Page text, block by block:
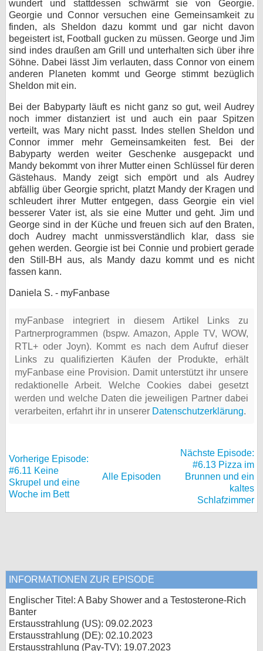
wundert und stattdessen schwärmt sie von Georgie.
Georgie und Connor versuchen eine Gemeinsamkeit zu
finden, als Sheldon dazu kommt und gar nicht davon
begeistert ist, Football gucken zu müssen. George und Jim
sind indes draußen am Grill und unterhalten sich über ihre
Söhne. Dabei lässt Jim verlauten, dass Connor von einem
anderen Planeten kommt und George stimmt bezüglich
Sheldon mit ein.
Bei der Babyparty läuft es nicht ganz so gut, weil Audrey
noch immer distanziert ist und auch ein paar Spitzen
verteilt, was Mary nicht passt. Indes stellen Sheldon und
Connor immer mehr Gemeinsamkeiten fest. Bei der
Babyparty werden weiter Geschenke ausgepackt und
Mandy bekommt von ihrer Mutter einen Schlüssel für deren
Gästehaus. Mandy zeigt sich empört und als Audrey
abfällig über Georgie spricht, platzt Mandy der Kragen und
schleudert ihrer Mutter entgegen, dass Georgie ein viel
besserer Vater ist, als sie eine Mutter und geht. Jim und
George sind in der Küche und freuen sich auf den Braten,
doch Audrey macht unmissverständlich klar, dass sie
gehen werden. Georgie ist bei Connie und probiert gerade
den Still-BH aus, als Mandy dazu kommt und es nicht
fassen kann.
Daniela S. - myFanbase
myFanbase integriert in diesem Artikel Links zu
Partnerprogrammen (bspw. Amazon, Apple TV, WOW,
RTL+ oder Joyn). Kommt es nach dem Aufruf dieser
Links zu qualifizierten Käufen der Produkte, erhält
myFanbase eine Provision. Damit unterstützt ihr unsere
redaktionelle Arbeit. Welche Cookies dabei gesetzt
werden und welche Daten die jeweiligen Partner dabei
verarbeiten, erfahrt ihr in unserer Datenschutzerklärung.
Vorherige Episode:
#6.11 Keine
Skrupel und eine
Woche im Bett
Alle Episoden
Nächste Episode:
#6.13 Pizza im
Brunnen und ein
kaltes
Schlafzimmer
INFORMATIONEN ZUR EPISODE
Englischer Titel: A Baby Shower and a Testosterone-Rich
Banter
Erstausstrahlung (US): 09.02.2023
Erstausstrahlung (DE): 02.10.2023
Erstausstrahlung (Pay-TV): 19.07.2023